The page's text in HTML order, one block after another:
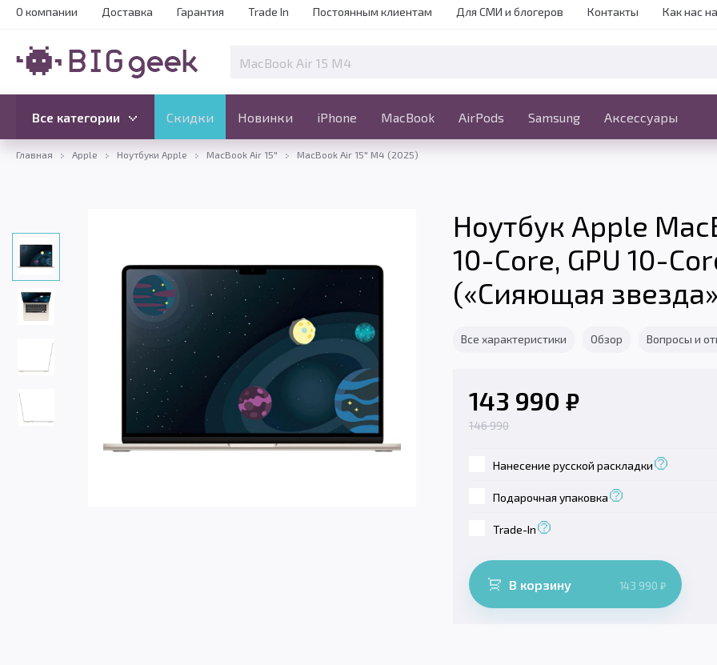
О компании Доставка Гарантия Trade In Постоянным клиентам Для СМИ и блогеров Контакты Как нас
Все категории Скидки Новинки iPhone MacBook AirPods Samsung Аксессуары
Скидки Новинки iPhone MacBook
Все категории Ещё
Главная Apple Ноутбуки Apple MacBook Air 15" MacBook Air 15" M4 (2025)
Ноутбук Apple
10-Core, GPU 10-
(«Сияющая
Все характеристики Обзор Вопросы и
143 990 ₽
146 990
Нанесение русской раскладки
Подарочная упаковка
Trade-In
В корзину 143 990 ₽